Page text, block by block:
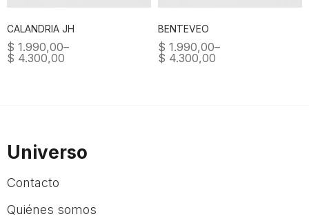
CALANDRIA JH
$ 1.990,00–
$ 4.300,00
BENTEVEO
$ 1.990,00–
$ 4.300,00
Universo
Contacto
Quiénes somos